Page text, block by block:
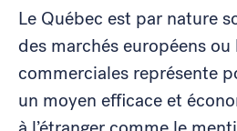
Le Québec est par nature
des marchés européens
commerciales représente
un moyen efficace et